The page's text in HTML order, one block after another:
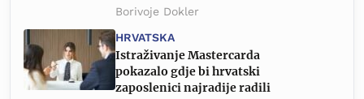
Borivoje Dokler
HRVATSKA
Istraživanje Mastercarda
pokazalo gdje bi hrvatski
zaposlenici najradije radili